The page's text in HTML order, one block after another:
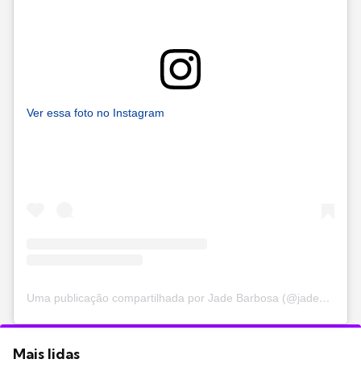
Ver essa foto no Instagram
Uma publicação compartilhada por Jade Barbosa (@jade_barbosa)
Mais lidas